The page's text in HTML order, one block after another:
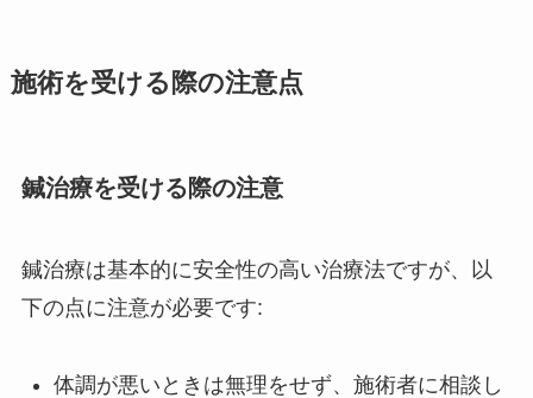
施術を受ける際の注意点
鍼治療を受ける際の注意
鍼治療は基本的に安全性の高い治療法ですが、以
下の点に注意が必要です:
体調が悪いときは無理をせず、施術者に相談し